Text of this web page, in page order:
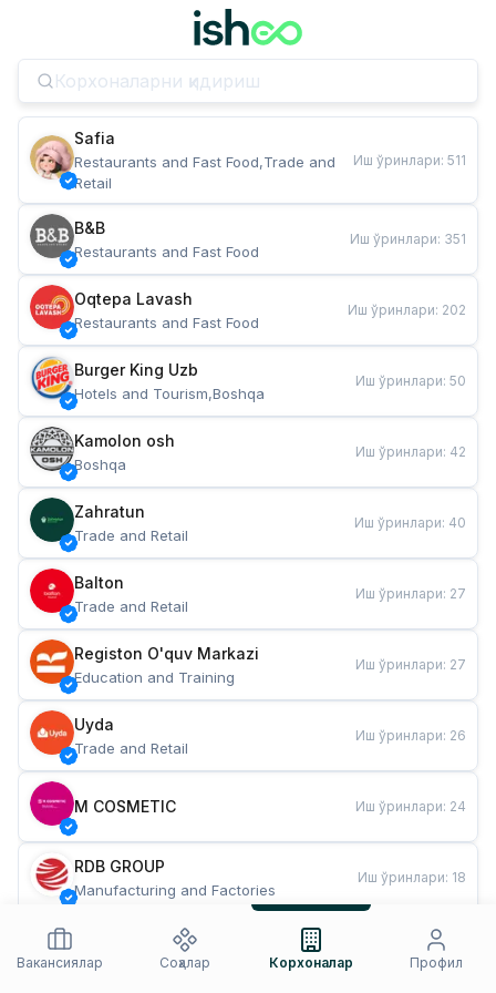
Safia
Restaurants and Fast Food,Trade and
Retail
Иш ўринлари: 511
B&B
Restaurants and Fast Food
Иш ўринлари: 351
Oqtepa Lavash
Restaurants and Fast Food
Иш ўринлари: 202
Burger King Uzb
Hotels and Tourism,Boshqa
Иш ўринлари: 50
Kamolon osh
Boshqa
Иш ўринлари: 42
Zahratun
Trade and Retail
Иш ўринлари: 40
Balton
Trade and Retail
Иш ўринлари: 27
Registon O'quv Markazi
Education and Training
Иш ўринлари: 27
Uyda
Trade and Retail
Иш ўринлари: 26
M COSMETIC Иш ўринлари: 24
RDB GROUP
Manufacturing and Factories
Иш ўринлари: 18
Restaurants and Fast Food
Иш ўринлари
Вакансиялар
Соҳалар Корхоналар Профил